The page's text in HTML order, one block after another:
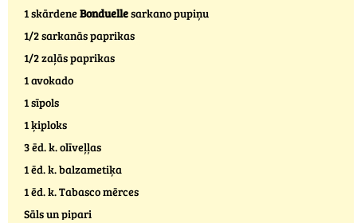
1 skārdeneBonduellesarkano pupiņu
1/2 sarkanās paprikas
1/2 zaļās paprikas
1 avokado
1 sīpols
1 ķiploks
3 ēd. k. olīveļļas
1 ēd. k. balzametiķa
1 ēd. k. Tabasco mērces
Sāls un pipari